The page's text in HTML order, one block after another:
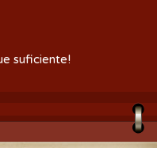
suficiente!